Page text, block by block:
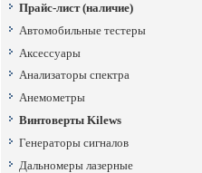
Прайс-лист (наличие)
Автомобильные тестеры
Аксессуары
Анализаторы спектра
Анемометры
Винтоверты Kilews
Генераторы сигналов
Дальномеры лазерные